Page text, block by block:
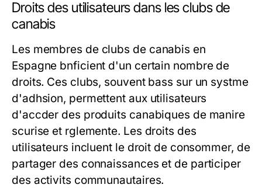
Droits des utilisateurs dans les clubs de
canabis
Les membres de clubs de canabis en
Espagne bnficient d'un certain nombre de
droits. Ces clubs, souvent bass sur un systme
d'adhsion, permettent aux utilisateurs
d'accder des produits canabiques de manire
scurise et rglemente. Les droits des
utilisateurs incluent le droit de consommer, de
partager des connaissances et de participer
des activits communautaires.